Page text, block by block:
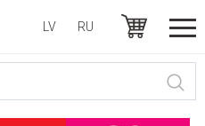
LV RU